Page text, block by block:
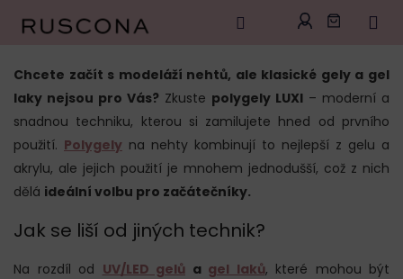
Chcete začít s modeláží nehtů, ale klasické gely a gel
laky nejsou pro Vás? Zkuste polygely LUXI – moderní a
snadnou techniku, kterou si zamilujete hned od prvního
použití. Polygely na nehty kombinují to nejlepší z gelu a
akrylu, ale jejich použití je mnohem jednodušší, což z nich
dělá ideální volbu pro začátečníky.
Jak se liší od jiných technik?
Na rozdíl od UV/LED gelů a gel laků, které mohou být